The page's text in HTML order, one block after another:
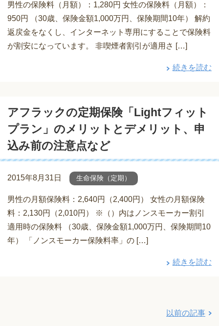
男性の保険料（月額）：1,280円 女性の保険料（月額）：
950円 （30歳、保険金額1,000万円、保険期間10年） 解約
返戻金をなくし、インターネット専用にすることで保険料
が割安になっています。 非喫煙者割引が適用さ […]
続きを読む
アフラックの定期保険「Lightフィット
プラン」のメリットとデメリット、申
込み前の注意点など
2015年8月31日 生命保険（定期）
男性の月額保険料：2,640円（2,400円） 女性の月額保険
料：2,130円（2,010円） ※（）内はノンスモーカー割引
適用時の保険料 （30歳、保険金額1,000万円、保険期間10
年） 「ノンスモーカー保険料率」の […]
続きを読む
以前の記事